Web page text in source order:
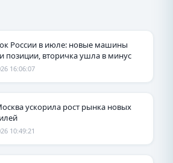
России в июле: новые машины
позиции, вторичка ушла в минус
16:06:07
ускорила рост рынка новых
10:49:21